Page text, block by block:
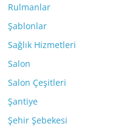
Rulmanlar
Şablonlar
Sağlık Hizmetleri
Salon
Salon Çeşitleri
Şantiye
Şehir Şebekesi